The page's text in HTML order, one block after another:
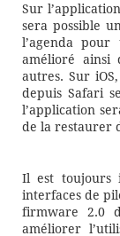
Sur
sera possible
l’agenda
amélioré ainsi
autres. Sur
depuis Safari
l’application
de la restaurer
Il est toujours
interfaces de
firmware 2.0
améliorer